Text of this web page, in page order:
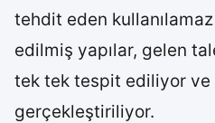
tehdit eden
edilmiş yapılar, gelen
tek tek tespit ediliyor ve
gerçekleştiriliyor.